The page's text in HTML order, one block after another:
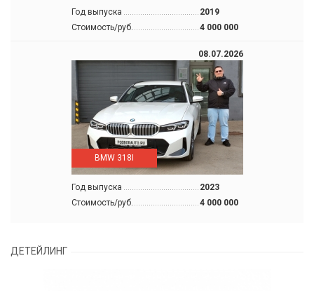
Год выпуска
2019
Стоимость/руб.
4 000 000
08.07.2026
BMW 318I
Год выпуска
2023
Стоимость/руб.
4 000 000
ДЕТЕЙЛИНГ